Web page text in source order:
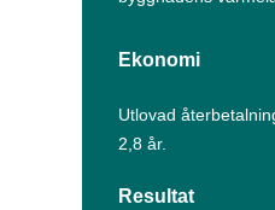
Ekonomi
Utlovad
2,8 år.
Resultat